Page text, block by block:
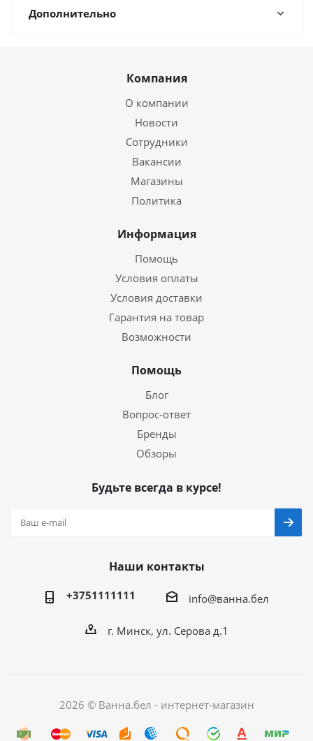
Дополнительно
Компания
О компании
Новости
Сотрудники
Вакансии
Магазины
Политика
Информация
Помощь
Условия оплаты
Условия доставки
Гарантия на товар
Возможности
Помощь
Блог
Вопрос-ответ
Бренды
Обзоры
Будьте всегда в курсе!
Наши контакты
+3751111111 info@ванна.бел
г. Минск, ул. Серова д.1
2026 © Ванна.бел - интернет-магазин